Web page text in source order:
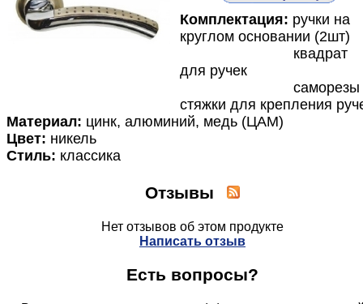
Комплектация: ручки на
круглом основании (2шт)
квадрат
для ручек
саморезы
стяжки для крепления
Материал: цинк, алюминий, медь (ЦАМ)
Цвет: никель
Стиль: классика
Отзывы
Нет отзывов об этом продукте
Написать отзыв
Есть вопросы?